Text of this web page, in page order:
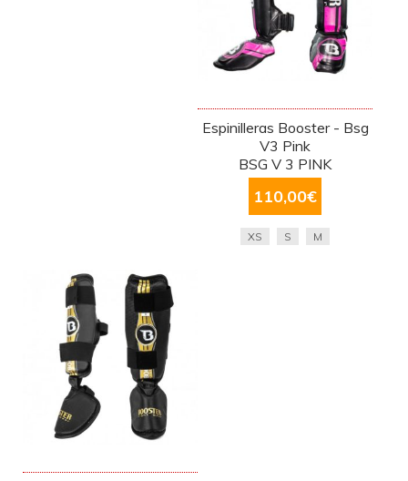
Espinilleras Booster - Bsg
V3 Pink
BSG V 3 PINK
110,00€
XS S M